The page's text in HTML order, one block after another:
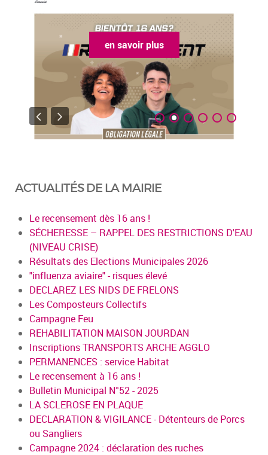
en savoir plus
ACTUALITÉS DE LA MAIRIE
Le recensement dès 16 ans !
SÉCHERESSE – RAPPEL DES RESTRICTIONS D'EAU
(NIVEAU CRISE)
Résultats des Elections Municipales 2026
"influenza aviaire" - risques élevé
DECLAREZ LES NIDS DE FRELONS
Les Composteurs Collectifs
Campagne Feu
REHABILITATION MAISON JOURDAN
Inscriptions TRANSPORTS ARCHE AGGLO
PERMANENCES : service Habitat
Le recensement à 16 ans !
Bulletin Municipal N°52 - 2025
LA SCLEROSE EN PLAQUE
DECLARATION & VIGILANCE - Détenteurs de Porcs
ou Sangliers
Campagne 2024 : déclaration des ruches